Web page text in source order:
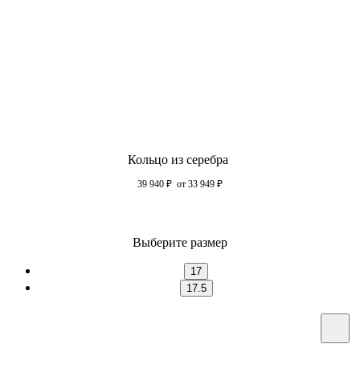
Кольцо из серебра
39 940 ₽ от 33 949 ₽
Выберите размер
17
17.5